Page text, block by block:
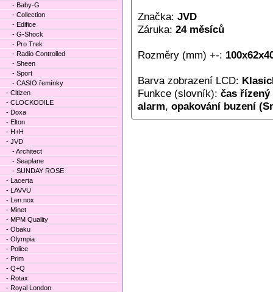
Značka: JVD
Záruka: 24 měsíců
Rozměry (mm) +-:
Barva zobrazení LCD:
Funkce (slovník): čas řízený
alarm, opakování buzení
- Baby-G
- Collection
- Edifice
- G-Shock
- Pro Trek
- Radio Controlled
- Sheen
- Sport
- CASIO řemínky
- Citizen
- CLOCKODILE
- Doxa
- Elton
- H+H
- JVD
- Architect
- Seaplane
- SUNDAY ROSE
- Lacerta
- LAVVU
- Len.nox
- Minet
- MPM Quality
- Obaku
- Olympia
- Police
- Prim
- Q+Q
- Rotax
- Royal London